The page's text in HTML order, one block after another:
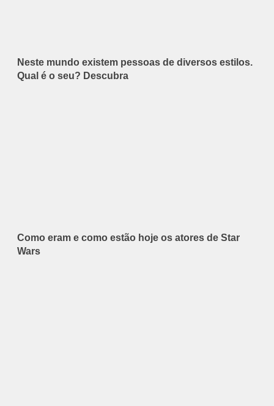
Neste mundo existem pessoas de diversos estilos.
Qual é o seu? Descubra
Como eram e como estão hoje os atores de Star
Wars